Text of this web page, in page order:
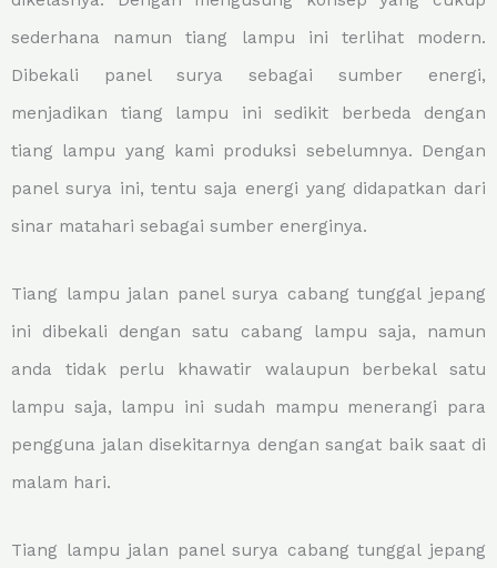
sederhana namun tiang lampu ini terlihat modern.
Dibekali panel surya sebagai sumber energi,
menjadikan tiang lampu ini sedikit berbeda dengan
tiang lampu yang kami produksi sebelumnya. Dengan
panel surya ini, tentu saja energi yang didapatkan dari
sinar matahari sebagai sumber energinya.
Tiang lampu jalan panel surya cabang tunggal jepang
ini dibekali dengan satu cabang lampu saja, namun
anda tidak perlu khawatir walaupun berbekal satu
lampu saja, lampu ini sudah mampu menerangi para
pengguna jalan disekitarnya dengan sangat baik saat di
malam hari.
Tiang lampu jalan panel surya cabang tunggal jepang